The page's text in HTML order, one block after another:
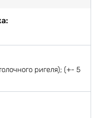
ригеля); (+- 5